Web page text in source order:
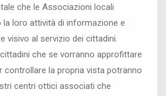
che le Associazioni locali
la loro attività di informazione e
visivo al servizio dei cittadini.
che se vorranno approfittare
controllare la propria vista potranno
centri ottici associati che